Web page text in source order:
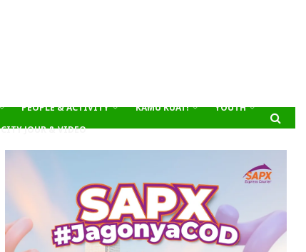
PEOPLE & ACTIVITY KAMU KUAT!
YOUTH
CITY JOUR & VIDEO